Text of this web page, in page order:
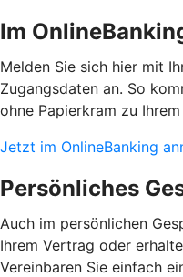
Im
Melden Sie sich hier mit
Zugangsdaten an. So
ohne Papierkram zu
Jetzt im OnlineBanking
Persönliches
Auch im persönlichen
Ihrem Vertrag oder
Vereinbaren Sie einfach